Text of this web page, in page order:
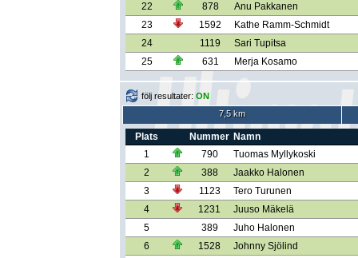
22
878
Anu Pakkanen
23
1592
Kathe Ramm-Schmidt
24
1119
Sari Tupitsa
25
631 Merja Kosamo
följ resultater: ON
7,5 km
Plats Nummer Namn
1
790
Tuomas Myllykoski
2
388
Jaakko Halonen
3
1123
Tero Turunen
4
1231
Juuso Mäkelä
5
389
Juho Halonen
6
1528
Johnny Sjölind